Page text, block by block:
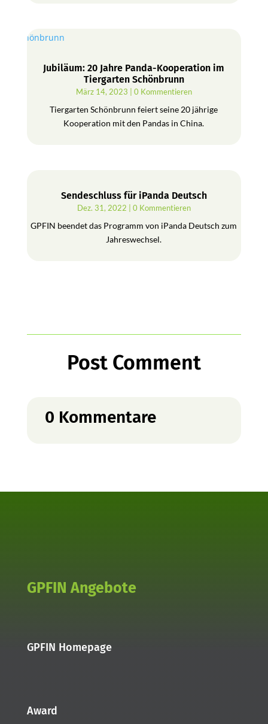
Jubiläum: 20 Jahre Panda-Kooperation im
Tiergarten Schönbrunn
März 14, 2023 | 0 Kommentieren
Tiergarten Schönbrunn feiert seine 20 jährige
Kooperation mit den Pandas in China.
Sendeschluss für iPanda Deutsch
Dez. 31, 2022 | 0 Kommentieren
GPFIN beendet das Programm von iPanda Deutsch zum
Jahreswechsel.
Post Comment
0 Kommentare
GPFIN Angebote
GPFIN Homepage
Award